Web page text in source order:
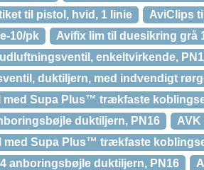
til pistol, hvid, 1 linie
AviClips
10/pk
Avifix lim til duesikring grå
enkeltvirkende,
duktiljern, med indvendigt
med Supa Plus™ trækfaste
duktiljern, PN16
AVK
med Supa Plus™ trækfaste
anboringsbøjle duktiljern, PN16